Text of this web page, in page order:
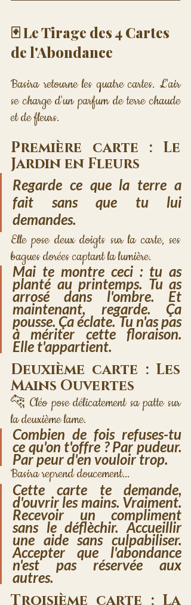
🃏 Le Tirage des 4 Cartes
de l'Abondance
Basira retourne les quatre cartes. L'air
se charge d'un parfum de terre chaude
et de fleurs.
Première carte : Le
Jardin en Fleurs
Regarde ce que la terre a
fait sans que tu lui
demandes.
Elle pose deux doigts sur la carte, ses
bagues dorées captant la lumière.
Mai te montre ceci : tu as
planté au printemps. Tu as
arrosé dans l'ombre. Et
maintenant, regarde. Ça
pousse. Ça éclate. Tu n'as pas
à mériter cette floraison.
Elle t'appartient.
Deuxième carte : Les
Mains Ouvertes
🐆 Cléo pose délicatement sa patte sur
la deuxième lame.
Combien de fois refuses-tu
ce qu'on t'offre ? Par pudeur.
Par peur d'en vouloir trop.
Basira reprend doucement...
Cette carte te demande,
d'ouvrir les mains. Vraiment.
Recevoir un compliment
sans le déflèchir. Accueillir
une aide sans culpabiliser.
Accepter que l'abondance
n'est pas réservée aux
autres.
Troisième carte : La